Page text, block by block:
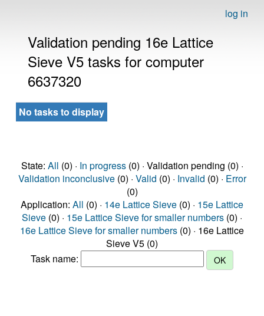
log in
Validation pending 16e Lattice
Sieve V5 tasks for computer
6637320
No tasks to display
State: All (0) · In progress(0) · Validation pending (0) ·
Validation inconclusive(0) · Valid (0) · Invalid (0) · Error
(0)
Application: All (0) · 14e Lattice Sieve (0) · 15e Lattice
Sieve (0) · 15e Lattice Sieve for smaller numbers (0) ·
16e Lattice Sieve for smaller numbers (0) · 16e Lattice
Sieve V5 (0)
Task name: